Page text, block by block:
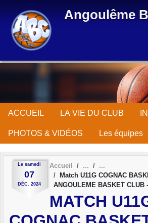
Angoulême
ACCUEIL LA VIE DU CLUB
PHOTOS & VIDÉOS Les équipes
Le samedi
07
DÉC. 2024
Accueil
Match U11G COGNAC
ANGOULEME BASKET CLUB
MATCH